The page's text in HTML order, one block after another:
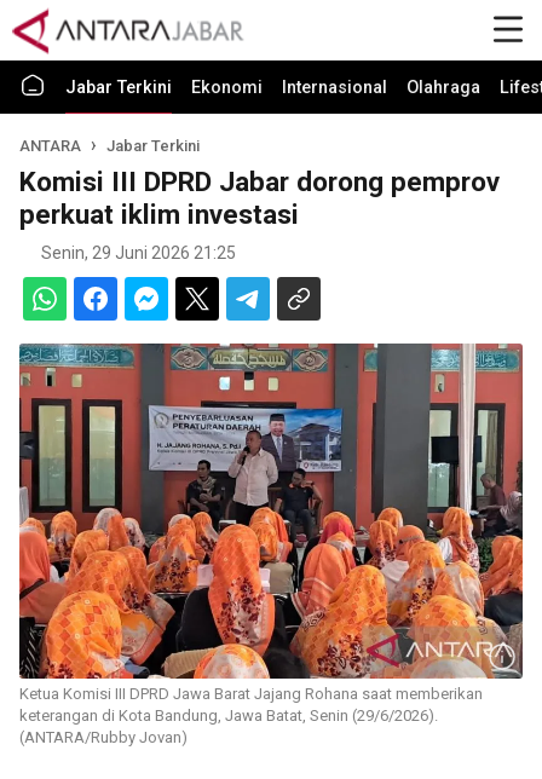
Jabar Terkini Ekonomi Internasional Olahraga
ANTARA Jabar Terkini
Komisi III DPRD Jabar dorong pemprov
perkuat iklim investasi
Senin, 29 Juni 2026 21:25
Ketua Komisi III DPRD Jawa Barat Jajang Rohana saat memberikan
keterangan di Kota Bandung, Jawa Batat, Senin (29/6/2026).
(ANTARA/Rubby Jovan)